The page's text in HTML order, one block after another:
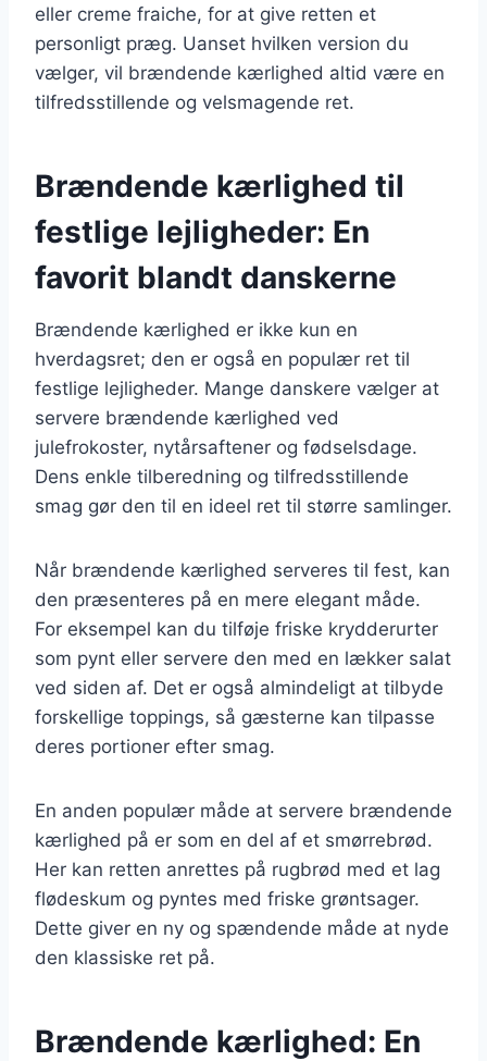
eller creme fraiche, for at give retten et
personligt præg. Uanset hvilken version du
vælger, vil brændende kærlighed altid være en
tilfredsstillende og velsmagende ret.
Brændende kærlighed til
festlige lejligheder: En
favorit blandt danskerne
Brændende kærlighed er ikke kun en
hverdagsret; den er også en populær ret til
festlige lejligheder. Mange danskere vælger at
servere brændende kærlighed ved
julefrokoster, nytårsaftener og fødselsdage.
Dens enkle tilberedning og tilfredsstillende
smag gør den til en ideel ret til større samlinger.
Når brændende kærlighed serveres til fest, kan
den præsenteres på en mere elegant måde.
For eksempel kan du tilføje friske krydderurter
som pynt eller servere den med en lækker salat
ved siden af. Det er også almindeligt at tilbyde
forskellige toppings, så gæsterne kan tilpasse
deres portioner efter smag.
En anden populær måde at servere brændende
kærlighed på er som en del af et smørrebrød.
Her kan retten anrettes på rugbrød med et lag
flødeskum og pyntes med friske grøntsager.
Dette giver en ny og spændende måde at nyde
den klassiske ret på.
Brændende kærlighed: En